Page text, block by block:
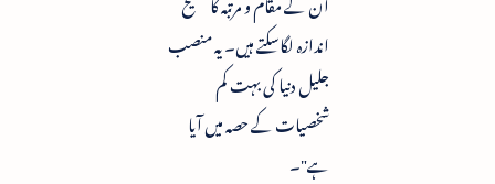
اندازہ لگاسکتے ہیں۔ یہ منصب
جلیل دنیا کی بہت کم
شخصیات کے حصہ میں آیا
ہے"۔